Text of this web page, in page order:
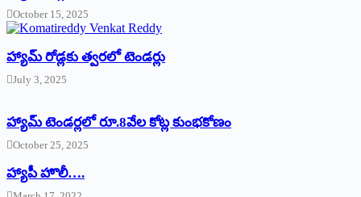
October 15, 2025
హ్యామ్‌ రోడ్లకు త్వరలో టెండర్లు
July 3, 2025
హ్యామ్‌ ‌టెండర్లలో రూ.8వేల కోట్ల కుంభకోణం
October 25, 2025
హ్యాపీ హొలీ….